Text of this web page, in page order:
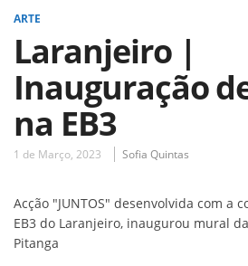
ARTE
Laranjeiro |
Inauguração
na EB3
1 de Março, 2023 Sofia Quintas
Acção "JUNTOS" desenvolvida com a
EB3 do Laranjeiro, inaugurou mural
Pitanga